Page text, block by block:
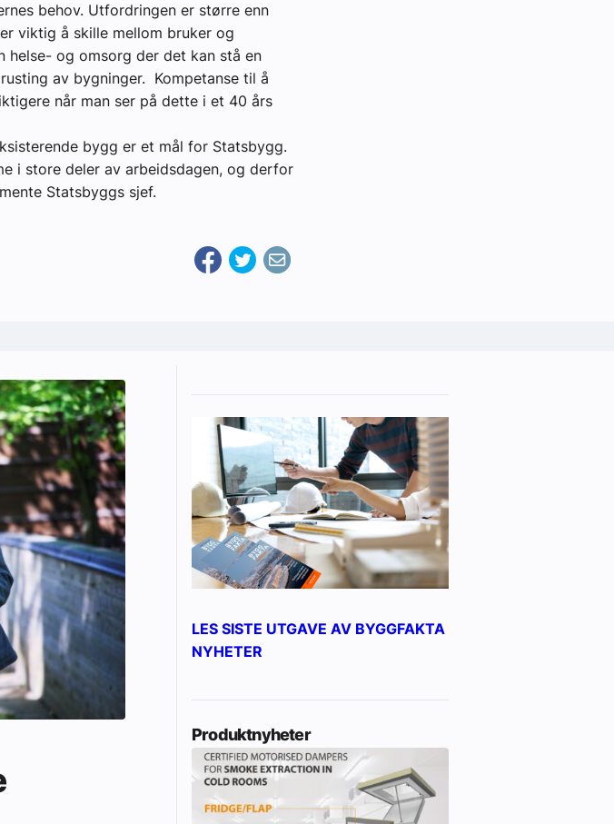
behov. Utfordringen er større enn
viktig å skille mellom bruker og
helse- og omsorg der det kan stå en
av bygninger. Kompetanse til å
når man ser på dette i et 40 års
bygg er et mål for Statsbygg.
i store deler av arbeidsdagen, og derfor
Statsbyggs sjef.
LES SISTE UTGAVE AV BYGGFAKTA
NYHETER
Produktnyheter